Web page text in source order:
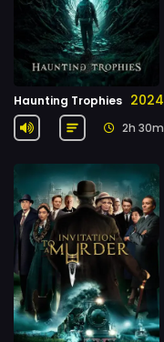
Haunting Trophies 2024
2h 30m